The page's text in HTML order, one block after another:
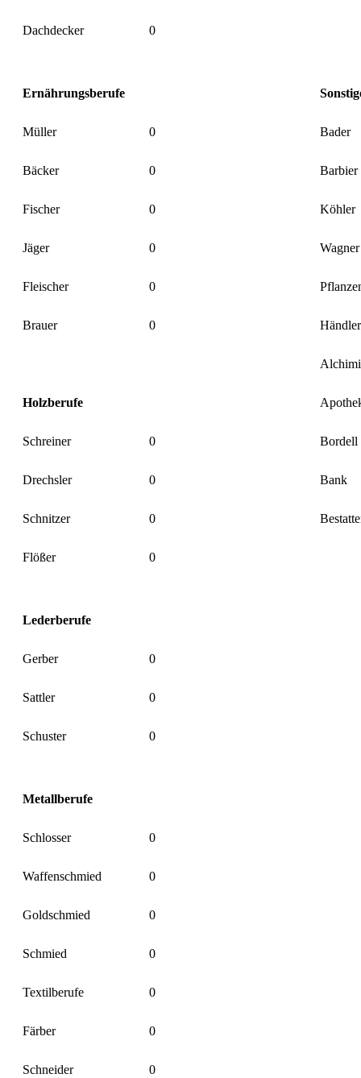
Dachdecker 0
Ernährungsberufe
Müller 0 Bader
Bäcker 0 Barbier
Fischer 0 Köhler
Jäger 0 Wagner
Fleischer 0
Brauer 0 Händler
Holzberufe
Schreiner 0 Bordell
Drechsler 0 Bank
Schnitzer 0
Flößer 0
Lederberufe
Gerber 0
Sattler 0
Schuster 0
Metallberufe
Schlosser 0
Waffenschmied 0
Goldschmied 0
Schmied 0
Textilberufe 0
Färber 0
Schneider 0